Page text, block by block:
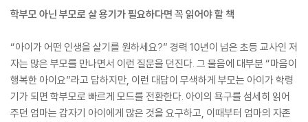
학부모 아닌 부모로 살 용기가 필요하다면 꼭 읽어야 할 책
“아이가 어떤 인생을 살기를 원하세요?” 경력 10년이 넘은 초등 교사인 저
자는 많은 부모를 만나면서 이런 질문을 던진다. 그 물음에 대부분 “마음이
행복한 아이요”라고 답하지만, 이런 대답이 무색하게 부모는 아이가 학령
기가 되면 학부모로 빠르게 모드를 전환한다. 아이의 욕구를 섬세히 읽어
주던 엄마는 갑자기 아이에게 많은 것을 요구하고, 이때부터 엄마의 자존